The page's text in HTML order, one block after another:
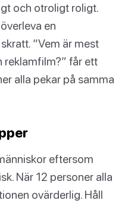
och otroligt roligt.
en
“Vem är mest
reklamfilm?” får ett
alla pekar på samma
eftersom
När 12 personer alla
ovärderlig. Håll